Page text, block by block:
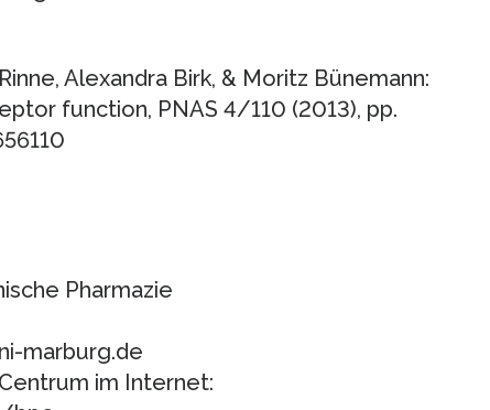
Alexandra Birk, & Moritz Bünemann:
function, PNAS 4/110 (2013), pp.
Pharmazie
marburg.de
im Internet: